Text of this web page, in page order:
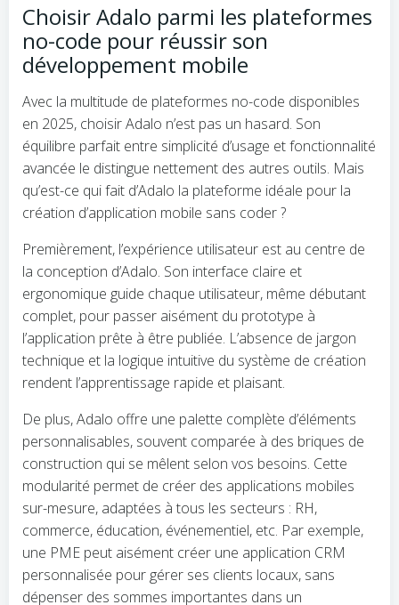
Choisir Adalo parmi les plateformes
no-code pour réussir son
développement mobile
Avec la multitude de plateformes no-code disponibles
en 2025, choisir Adalo n’est pas un hasard. Son
équilibre parfait entre simplicité d’usage et fonctionnalité
avancée le distingue nettement des autres outils. Mais
qu’est-ce qui fait d’Adalo la plateforme idéale pour la
création d’application mobile sans coder ?
Premièrement, l’expérience utilisateur est au centre de
la conception d’Adalo. Son interface claire et
ergonomique guide chaque utilisateur, même débutant
complet, pour passer aisément du prototype à
l’application prête à être publiée. L’absence de jargon
technique et la logique intuitive du système de création
rendent l’apprentissage rapide et plaisant.
De plus, Adalo offre une palette complète d’éléments
personnalisables, souvent comparée à des briques de
construction qui se mêlent selon vos besoins. Cette
modularité permet de créer des applications mobiles
sur-mesure, adaptées à tous les secteurs : RH,
commerce, éducation, événementiel, etc. Par exemple,
une PME peut aisément créer une application CRM
personnalisée pour gérer ses clients locaux, sans
dépenser des sommes importantes dans un